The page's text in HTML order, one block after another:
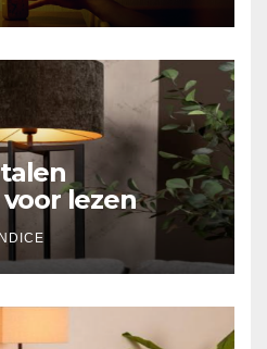
lezen